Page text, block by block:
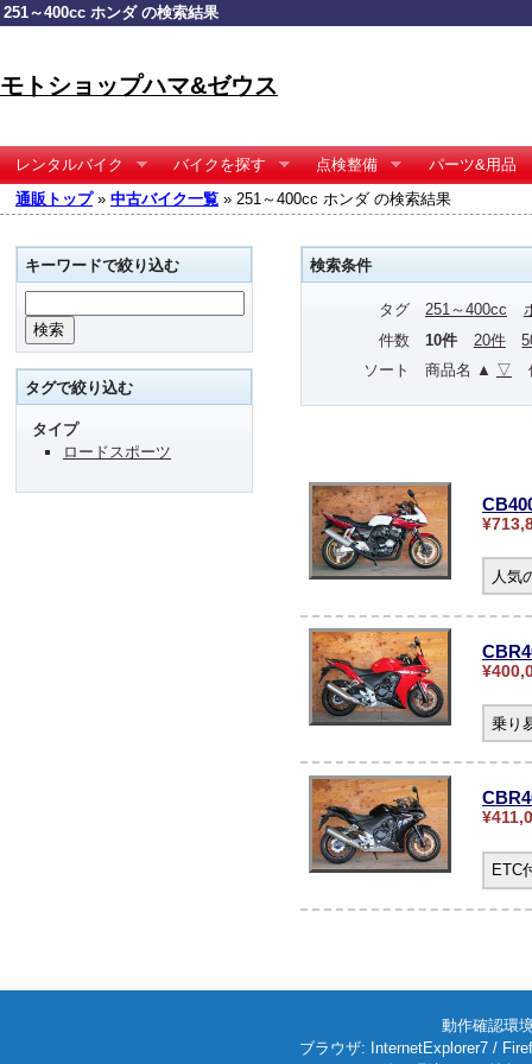
251～400cc ホンダ の検索結果
モトショップハマ&ゼウス
レンタルバイク バイクを探す 点検整備
パーツ&用品
通販トップ» 中古バイク一覧 » 251～400cc ホンダ の検索結果
検索条件
タグ 251～400cc
件数
10件 20件
ソート
商品名 ▲ ▽
人気
乗り
ETC
キーワードで絞り込む
タグで絞り込む
タイプ
ロードスポーツ
動作確認環
ブラウザ: InternetExplorer7 /